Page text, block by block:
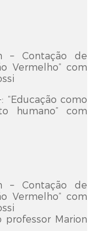
– Contação de
Vermelho” com
“Educação como
humano” com
– Contação de
Vermelho” com
professor Marion